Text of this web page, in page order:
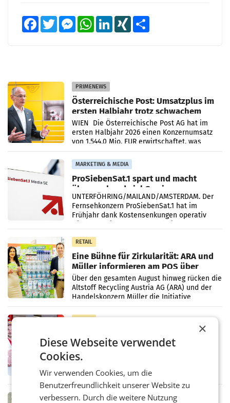
FacebookTwitter MessengerWhatsAppLinkedInXING
PRIMENEWS
Österreichische Post: Umsatzplus im
ersten Halbjahr trotz schwachem
Briefgeschäft
WIEN Die Österreichische Post AG hat im
ersten Halbjahr 2026 einen Konzernumsatz
von 1.544,0 Mio. EUR erwirtschaftet, was
einem Plus von 3,8 Prozent gegenüber dem
Vergleichszeitraum
MARKETING & MEDIA
ProSiebenSat.1 spart und macht
überraschend viel Gewinn
UNTERFÖHRING/MAILAND/AMSTERDAM. Der
Fernsehkonzern ProSiebenSat.1 hat im
Frühjahr dank Kostensenkungen operativ
RETAIL
Eine Bühne für Zirkularität: ARA und
Müller informieren am POS über
Kreislauffähigkeit
Über den gesamten August hinweg rücken die
Altstoff Recycling Austria AG (ARA) und der
Handelskonzern Müller die Initiative
„Kreislauf-Helden“ in allen österreichischen
Müller-Filialen
RETAIL
Penny modernisiert zwei Filialen in
Ober- und Niederösterreich
laufenden Modernisierungsoffensive
erneuert Penny zwei Filialen in Nieder- und
Oberösterreich. Die beiden Standorte liegen
in Haag sowie im rund
RETAIL
×
Diese Webseite verwendet
Cookies.
Wir verwenden Cookies, um die
Benutzerfreundlichkeit unserer Website zu
verbessern. Durch die weitere Nutzung